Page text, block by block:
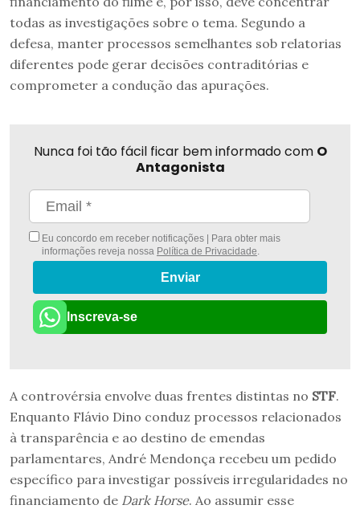
todas as investigações sobre o tema. Segundo a
defesa, manter processos semelhantes sob relatorias
diferentes pode gerar decisões contraditórias e
comprometer a condução das apurações.
Nunca foi tão fácil ficar bem informado com O
Antagonista
Eu concordo em receber notificações | Para obter mais
informações reveja nossa Política de Privacidade.
Enviar
Inscreva-se
A controvérsia envolve duas frentes distintas no STF.
Enquanto Flávio Dino conduz processos relacionados
à transparência e ao destino de emendas
parlamentares, André Mendonça recebeu um pedido
específico para investigar possíveis irregularidades no
financiamento de Dark Horse. Ao assumir esse